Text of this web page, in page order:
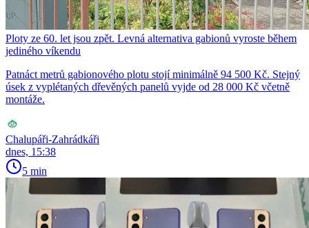
Ploty ze 60. let jsou zpět. Levná alternativa gabionů vyroste během
jediného víkendu
Patnáct metrů gabionového plotu stojí minimálně 94 500 Kč. Stejný
úsek z vyplétaných dřevěných panelů vyjde od 28 000 Kč včetně
montáže.
Chalupáři-Zahrádkáři
dnes, 15:38
5 min